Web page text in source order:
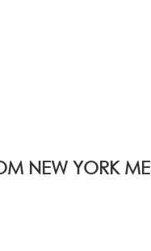
NEW YORK